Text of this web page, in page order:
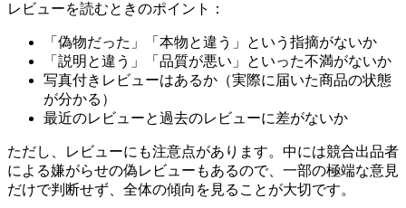
レビューを読むときのポイント：
「偽物だった」「本物と違う」という指摘がないか
「説明と違う」「品質が悪い」といった不満がないか
写真付きレビューはあるか（実際に届いた商品の状態
が分かる）
最近のレビューと過去のレビューに差がないか
ただし、レビューにも注意点があります。中には競合出品者
による嫌がらせの偽レビューもあるので、一部の極端な意見
だけで判断せず、全体の傾向を見ることが大切です。